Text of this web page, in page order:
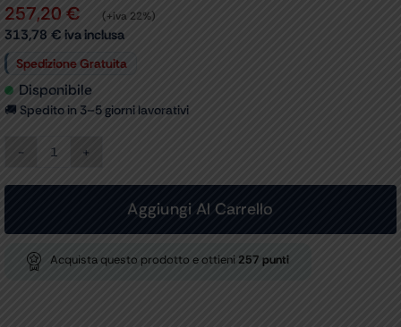
257,20 € (+iva 22%)
313,78 € iva inclusa
Spedizione Gratuita
Disponibile
🚚 Spedito in 3–5 giorni lavorativi
TROUSSE
LEGA
pezzi
quantità
Aggiungi Al Carrello
Acquista questo prodotto e ottieni 257 punti